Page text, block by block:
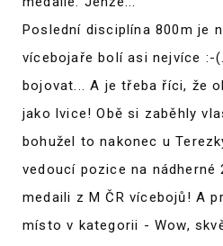
Poslední disciplína 800m je
vícebojaře bolí asi nejvíce :-
bojovat... A je třeba říci, že
jako lvice! Obě si zaběhly
bohužel to nakonec u
vedoucí pozice na
medaili z M ČR vícebojů! A
místo v kategorii - Wow,